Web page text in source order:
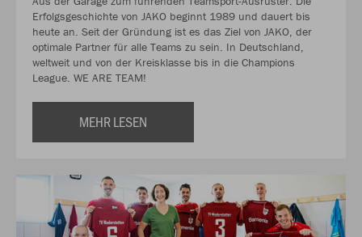
Erfolgsgeschichte von JAKO beginnt 1989 und dauert bis
heute an. Seit der Gründung ist es das Ziel von JAKO, der
optimale Partner für alle Teams zu sein. In Deutschland,
weltweit und von der Kreisklasse bis in die Champions
League. WE ARE TEAM!
MEHR LESEN